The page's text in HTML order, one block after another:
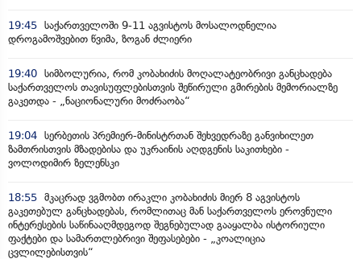
19:45 საქართველოში 9-11 აგვისტოს მოსალოდნელია
დროგამოშვებით წვიმა, ზოგან ძლიერი
19:40 სიმბოლურია, რომ კობახიძის მოღალატეობრივი განცხადება
საქართველოს თავისუფლებისთვის შეწირული გმირების მემორიალზე
გაკეთდა - „ნაციონალური მოძრაობა“
19:04 სერბეთის პრემიერ-მინისტრთან შეხვედრაზე განვიხილეთ
ზამთრისთვის მზადებისა და უკრაინის აღდგენის საკითხები -
ვოლოდიმირ ზელენსკი
18:55 მკაცრად ვგმობთ ირაკლი კობახიძის მიერ 8 აგვისტოს
გაკეთებულ განცხადებას, რომლითაც მან საქართველოს ეროვნული
ინტერესების საწინააღმდეგოდ შეგნებულად გააყალბა ისტორიული
ფაქტები და სამართლებრივი შეფასებები - „კოალიცია
ცვლილებისთვის“